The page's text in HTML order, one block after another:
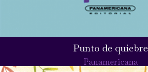
Punto de quiebre
Panamericana